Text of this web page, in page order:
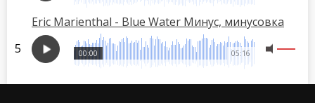
Eric Marienthal - Blue Water Минус, минусовка
05:16
00:00